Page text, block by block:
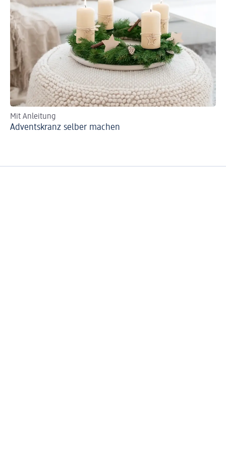
Mit Anleitung
Adventskranz selber machen